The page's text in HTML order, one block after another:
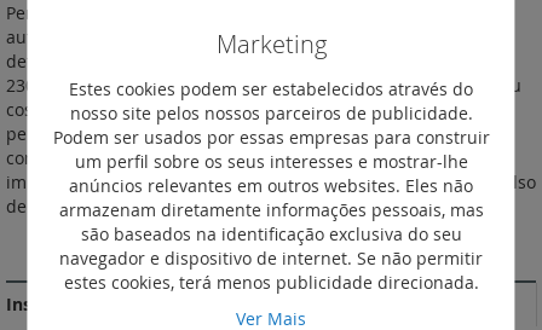
Permitem comandar aparelhos (iluminação, ventilação,
automatismo, sinalização) em função de uma temporização
determinada, entre 0,1 s e 100 h. Tensão de alimentação: 12 a
230 V±- 50/60 Hz e =. Saída por contacto inversor: 8 A - 250 V± µ
cos ϕ = 1. Largura: 1 módulo. Permite ligar uma carga por um
período pré-determinado (p.e. contactor). O relé de saída liga
com a alimentação da entrada de comando (que pode ser de
impulso) e desliga após a temporização T, iniciada com o impulso
de comando.
MAIS INFORMAÇÃO
Instruções de instalação e documentos relacionados
Marketing
Estes cookies podem ser estabelecidos através do
nosso site pelos nossos parceiros de publicidade.
Podem ser usados por essas empresas para construir
um perfil sobre os seus interesses e mostrar-lhe
anúncios relevantes em outros websites. Eles não
armazenam diretamente informações pessoais, mas
são baseados na identificação exclusiva do seu
navegador e dispositivo de internet. Se não permitir
estes cookies, terá menos publicidade direcionada.
Ver Mais